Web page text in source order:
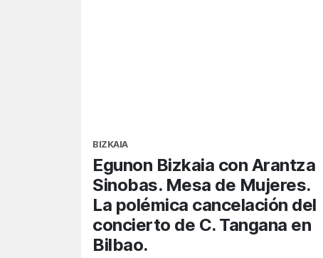
BIZKAIA
Egunon Bizkaia con Arantza
Sinobas. Mesa de Mujeres.
La polémica cancelación del
concierto de C. Tangana en
Bilbao.